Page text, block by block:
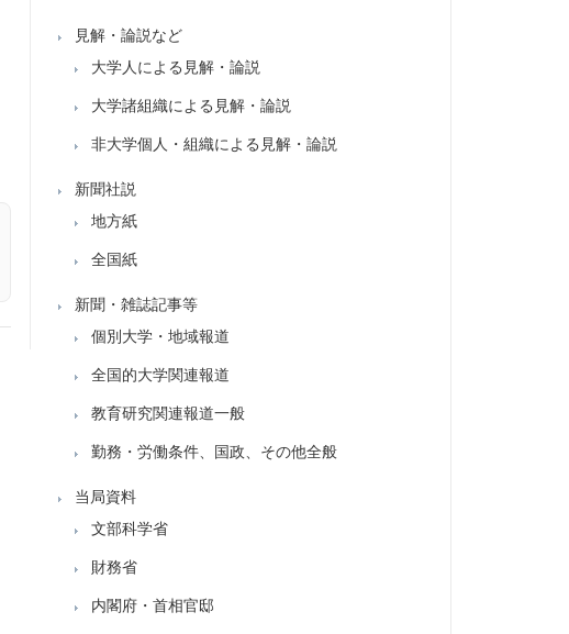
見解・論説など
大学人による見解・論説
大学諸組織による見解・論説
非大学個人・組織による見解・論説
新聞社説
地方紙
全国紙
新聞・雑誌記事等
個別大学・地域報道
全国的大学関連報道
教育研究関連報道一般
勤務・労働条件、国政、その他全般
当局資料
文部科学省
財務省
内閣府・首相官邸